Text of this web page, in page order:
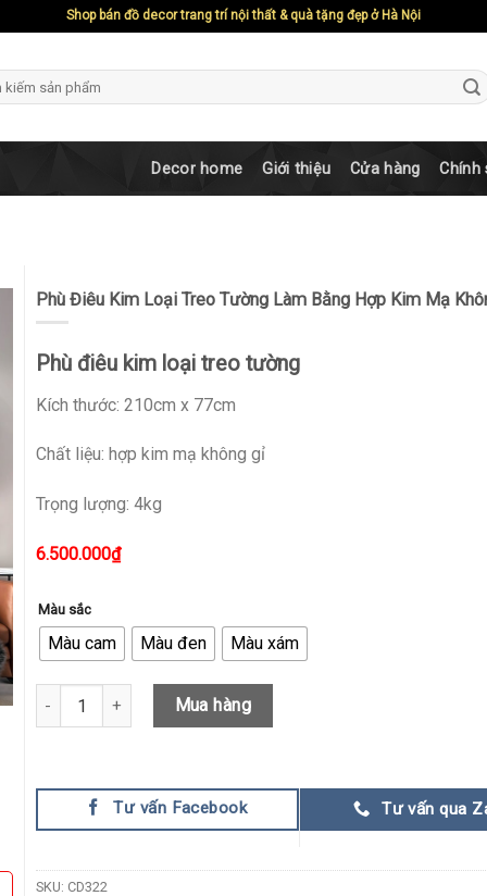
Shop bán đồ decor trang trí nội thất & quà tặng đẹp ở Hà Nội
Decor home Giới thiệu Cửa hàng Chính
Phù Điêu Kim Loại Treo Tường Làm Bằng Hợp Kim Mạ
Phù điêu kim loại treo tường
Kích thước: 210cm x 77cm
Chất liệu: hợp kim mạ không gỉ
Trọng lượng: 4kg
6.500.000₫
Màu sắc
Màu cam Màu đen Màu xám
Phù Điêu Kim Loại Treo Tường Làm Bằng Hợp Kim Mạ Không
Mua hàng
Tư vấn Facebook Tư vấn qua
SKU: CD322